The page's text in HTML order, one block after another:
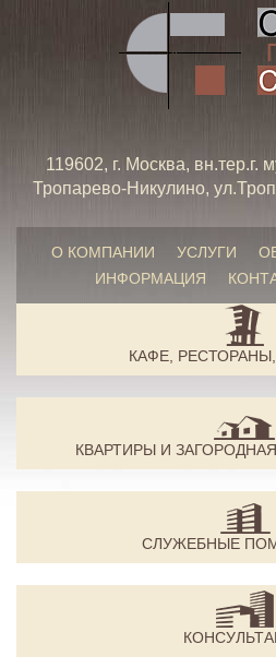
119602, г. Москва, вн.тер.г.
Тропарево-Никулино,
О КОМПАНИИ УСЛУГИ
ИНФОРМАЦИЯ
КАФЕ,
КВАРТИРЫ И
СЛУЖЕБНЫЕ